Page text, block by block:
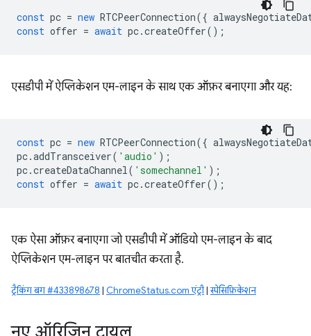
const pc = new RTCPeerConnection({
const offer = await pc.createOffer();
एसडीपी में ऐप्लिकेशन एम-लाइन के साथ एक ऑफ़र बनाएगा और यह:
const pc = new RTCPeerConnection({
pc.addTransceiver( 'audio' );
pc.createDataChannel( 'somechannel' );
const offer = await pc.createOffer();
एक ऐसा ऑफ़र बनाएगा जो एसडीपी में ऑडियो एम-लाइन के बाद
ऐप्लिकेशन एम-लाइन पर बातचीत करता है.
ट्रैकिंग बग #433898678 | ChromeStatus.com एंट्री|स्पेसिफ़िकेशन
नए ऑरिजिन ट्रायल